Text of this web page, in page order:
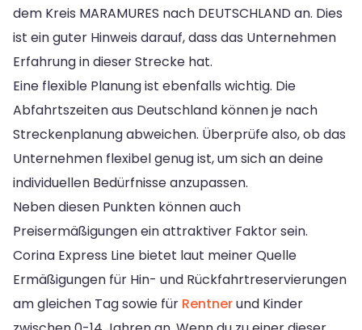
dem Kreis MARAMURES nach DEUTSCHLAND an. Dies
ist ein guter Hinweis darauf, dass das Unternehmen
Erfahrung in dieser Strecke hat.
Eine flexible Planung ist ebenfalls wichtig. Die
Abfahrtszeiten aus Deutschland können je nach
Streckenplanung abweichen. Überprüfe also, ob das
Unternehmen flexibel genug ist, um sich an deine
individuellen Bedürfnisse anzupassen.
Neben diesen Punkten können auch
Preisermäßigungen ein attraktiver Faktor sein.
Corina Express Line bietet laut meiner Quelle
Ermäßigungen für Hin- und Rückfahrtreservierungen
am gleichen Tag sowie für Rentnerund Kinder